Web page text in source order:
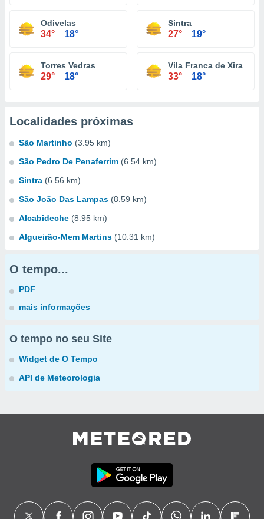
Odivelas
34° 18°
Sintra
27° 19°
Torres Vedras
29° 18°
Vila Franca de Xira
33° 18°
Localidades próximas
São Martinho (3.95 km)
São Pedro De Penaferrim (6.54 km)
Sintra (6.56 km)
São João Das Lampas (8.59 km)
Alcabideche (8.95 km)
Algueirão-Mem Martins (10.31 km)
O tempo...
PDF
mais informações
O tempo no seu Site
Widget de O Tempo
API de Meteorologia